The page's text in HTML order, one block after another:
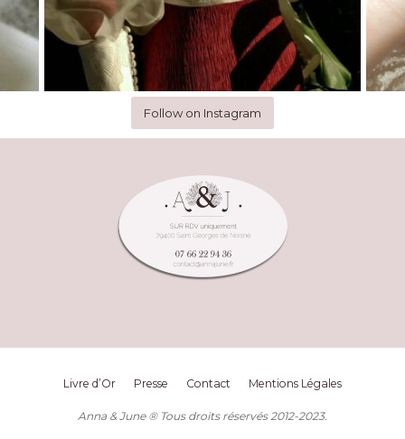
Follow on Instagram
Livre d’Or Presse Contact Mentions Légales
Anna & June ® Tous droits réservés 2012-2023.